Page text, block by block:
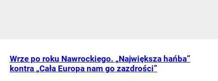
Wrze po roku Nawrockiego. „Największa hańba”
kontra „Cała Europa nam go zazdrości”